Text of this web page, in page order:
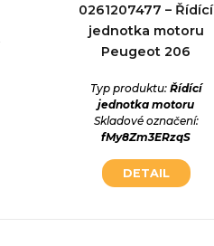
0261207477 – Řídící
jednotka motoru
Peugeot 206
Typ produktu: Řídící
jednotka motoru
Skladové označení:
fMy8Zm3ERzqS
DETAIL